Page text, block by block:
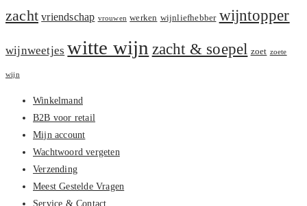
zacht vriendschap vrouwen werken wijnliefhebber wijntopper
wijnweetjes witte wijn zacht & soepel zoet zoete
wijn
Winkelmand
B2B voor retail
Mijn account
Wachtwoord vergeten
Verzending
Meest Gestelde Vragen
Service & Contact